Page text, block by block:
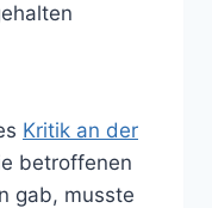
Kritik an der
betroffenen
gab, musste